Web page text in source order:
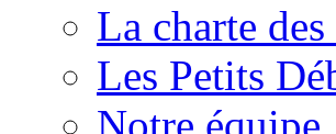
La charte
Les Petits
Notre équipe